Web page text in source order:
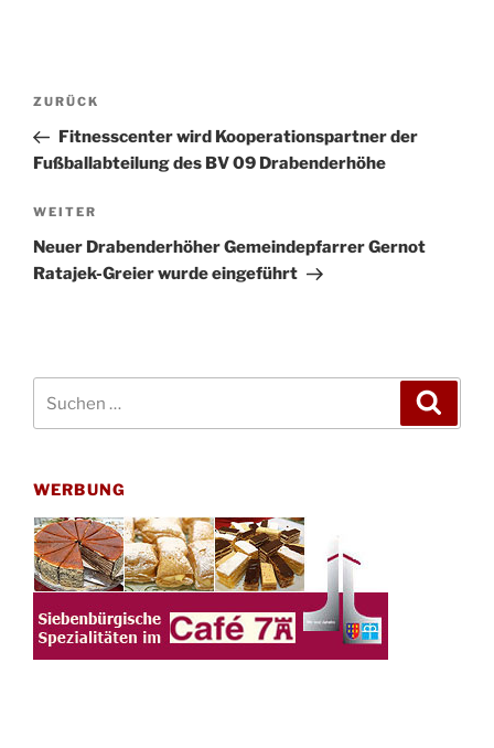
Beitragsnavigation
Vorheriger
Beitrag
ZURÜCK
Fitnesscenter wird Kooperationspartner der
Fußballabteilung des BV 09 Drabenderhöhe
Nächster
Beitrag
WEITER
Neuer Drabenderhöher Gemeindepfarrer Gernot
Ratajek-Greier wurde eingeführt
WERBUNG